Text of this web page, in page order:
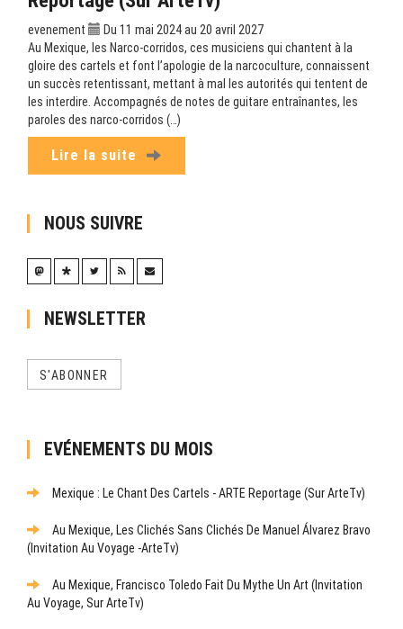
evenement
Du 11 mai 2024 au 20 avril 2027
Au Mexique, les Narco-corridos, ces musiciens qui chantent à la
gloire des cartels et font l’apologie de la narcoculture, connaissent
un succès retentissant, mettant à mal les autorités qui tentent de
les interdire. Accompagnés de notes de guitare entraînantes, les
paroles des narco-corridos (…)
Lire la suite
NOUS SUIVRE
NEWSLETTER
S'ABONNER
EVÉNEMENTS DU MOIS
Mexique : Le Chant Des Cartels - ARTE Reportage (sur ArteTv)
Au Mexique, Les Clichés Sans Clichés De Manuel Álvarez Bravo
(Invitation Au Voyage -ArteTv)
Au Mexique, Francisco Toledo Fait Du Mythe Un Art (Invitation
Au Voyage, Sur ArteTv)